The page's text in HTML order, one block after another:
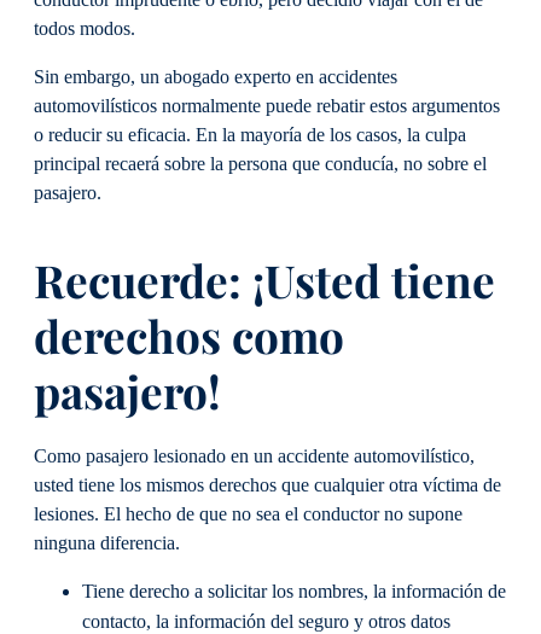
todos modos.
Sin embargo, un abogado experto en accidentes
automovilísticos normalmente puede rebatir estos argumentos
o reducir su eficacia. En la mayoría de los casos, la culpa
principal recaerá sobre la persona que conducía, no sobre el
pasajero.
Recuerde: ¡Usted tiene
derechos como
pasajero!
Como pasajero lesionado en un accidente automovilístico,
usted tiene los mismos derechos que cualquier otra víctima de
lesiones. El hecho de que no sea el conductor no supone
ninguna diferencia.
Tiene derecho a solicitar los nombres, la información de
contacto, la información del seguro y otros datos